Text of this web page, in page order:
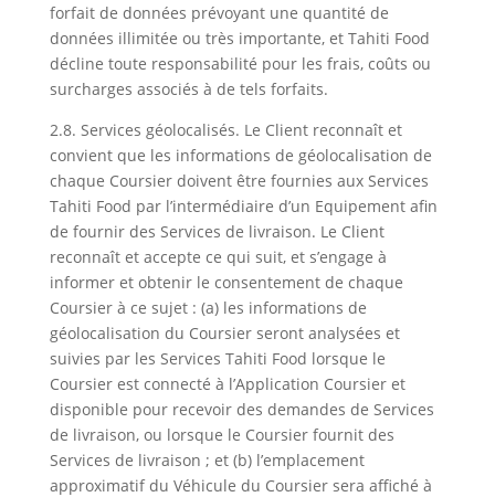
forfait de données prévoyant une quantité de
données illimitée ou très importante, et Tahiti Food
décline toute responsabilité pour les frais, coûts ou
surcharges associés à de tels forfaits.
2.8. Services géolocalisés. Le Client reconnaît et
convient que les informations de géolocalisation de
chaque Coursier doivent être fournies aux Services
Tahiti Food par l’intermédiaire d’un Equipement afin
de fournir des Services de livraison. Le Client
reconnaît et accepte ce qui suit, et s’engage à
informer et obtenir le consentement de chaque
Coursier à ce sujet : (a) les informations de
géolocalisation du Coursier seront analysées et
suivies par les Services Tahiti Food lorsque le
Coursier est connecté à l’Application Coursier et
disponible pour recevoir des demandes de Services
de livraison, ou lorsque le Coursier fournit des
Services de livraison ; et (b) l’emplacement
approximatif du Véhicule du Coursier sera affiché à